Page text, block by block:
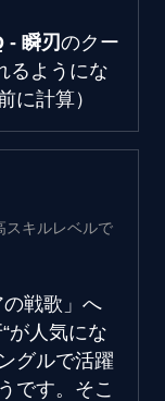
- 瞬刃のクー
るようにな
に計算）
スキルレベルで
戦歌」へ
が人気にな
グルで活躍
です。そこ